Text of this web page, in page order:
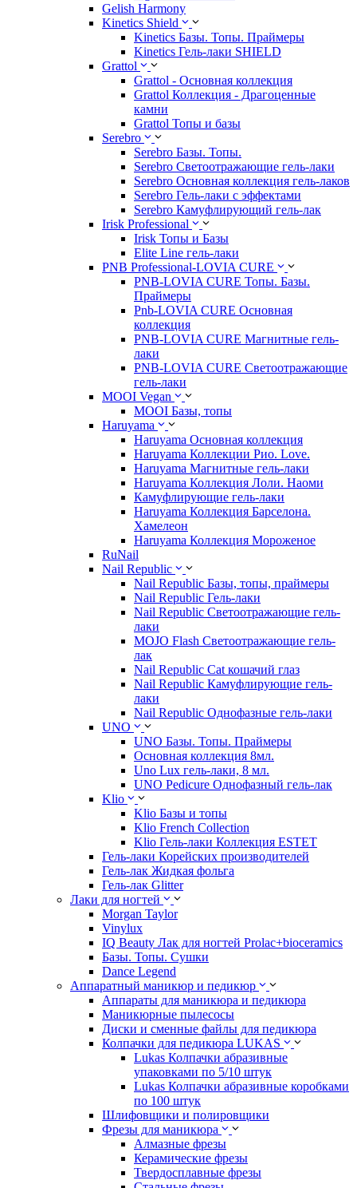
Gelish Harmony
Kinetics Shield
Kinetics Базы. Топы. Праймеры
Kinetics Гель-лаки SHIELD
Grattol
Grattol - Oснoвнaя коллекция
Grattol Коллекция - Драгоценные
камни
Grattol Топы и базы
Serebro
Serebro Базы. Топы.
Serebro Светоотражающие гель-лаки
Serebro Основная коллекция гель-лаков
Serebro Гель-лаки с эффектами
Serebro Камуфлирующий гель-лак
Irisk Professional
Irisk Топы и Базы
Elite Line гель-лаки
PNB Professional-LOVIA CURE
PNB-LOVIA CURE Топы. Базы.
Праймеры
Pnb-LOVIA CURE Основная
коллекция
PNB-LOVIA CURE Магнитные гель-
лаки
PNB-LOVIA CURE Cветоотражающие
гель-лаки
MOOI Vegan
MOOI Базы, топы
Haruyama
Haruyama Основная коллекция
Haruyama Коллекции Рио. Love.
Haruyama Магнитные гель-лаки
Haruyama Коллекция Лоли. Наоми
Камуфлирующие гель-лаки
Haruyama Коллекция Барселона.
Хамелеон
Haruyama Коллекция Мороженое
RuNail
Nail Republic
Nail Republic Базы, топы, праймеры
Nail Republic Гель-лаки
Nail Republic Светоотражающие гель-
лаки
MOJO Flash Светоотражающие гель-
лак
Nail Republic Cat кошачий глаз
Nail Republic Камуфлирующие гель-
лаки
Nail Republic Однофазные гель-лаки
UNO
UNO Базы. Топы. Праймеры
Основная коллекция 8мл.
Uno Lux гель-лаки, 8 мл.
UNO Pedicure Однофазный гель-лак
Klio
Klio Базы и топы
Klio French Collection
Klio Гель-лаки Коллекция ESTET
Гель-лаки Корейских производителей
Гель-лак Жидкая фольга
Гель-лак Glitter
Лаки для ногтей
Morgan Taylor
Vinylux
IQ Beauty Лак для ногтей Prolac+bioceramics
Базы. Топы. Сушки
Dance Legend
Аппаратный маникюр и педикюр
Аппараты для маникюра и педикюра
Маникюрные пылесосы
Диски и сменные файлы для педикюра
Колпачки для педикюра LUKAS
Lukas Колпачки абразивные
упаковками по 5/10 штук
Lukas Колпачки абразивные коробками
по 100 штук
Шлифовщики и полировщики
Фрезы для маникюра
Алмазные фрезы
Керамические фрезы
Твердосплавные фрезы